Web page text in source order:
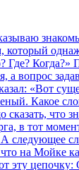
который
Где? Когда?»
а вопрос
«Вот
Какое
что
в тот
А следующее
на Мойке
эту